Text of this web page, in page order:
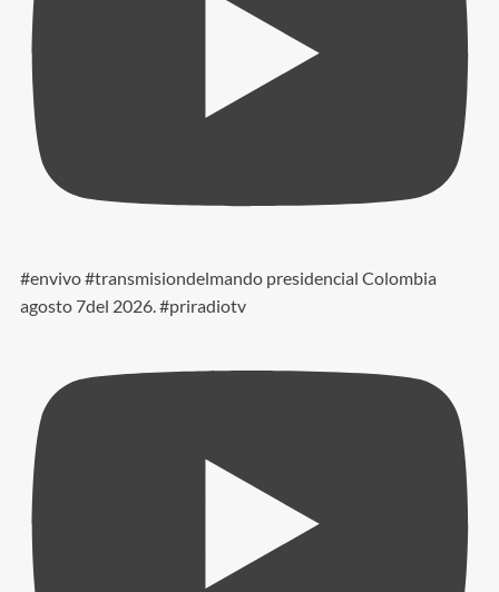
#envivo #transmisiondelmando presidencial Colombia
agosto 7del 2026. #priradiotv